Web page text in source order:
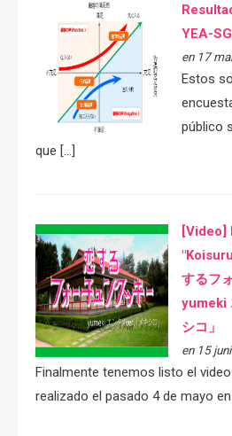
YEA-
en 17
Estos
público
que […]
[Video]
するフ
yumeki
シコ」
en 15
Finalmente tenemos listo el
realizado el pasado 4 de mayo